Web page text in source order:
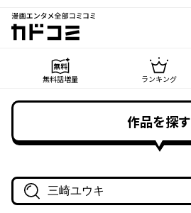
漫画エンタメ全部コミコミ
カドコミ
無料話増量 ランキング
作品を探す
作品名・作家名で探す